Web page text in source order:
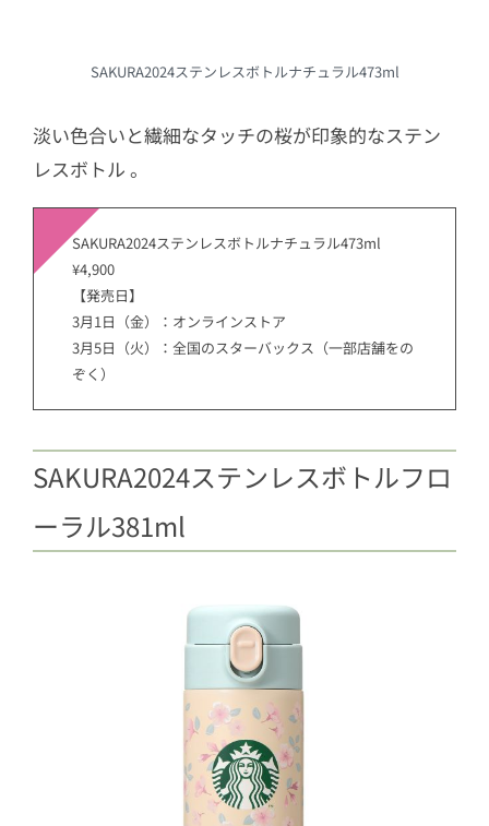
SAKURA2024ステンレスボトルナチュラル473ml
淡い色合いと繊細なタッチの桜が印象的なステン
レスボトル 。
SAKURA2024ステンレスボトルナチュラル473ml
¥4,900
【発売日】
3月1日（金）：オンラインストア
3月5日（火）：全国のスターバックス（一部店舗をの
ぞく）
SAKURA2024ステンレスボトルフロ
ーラル381ml